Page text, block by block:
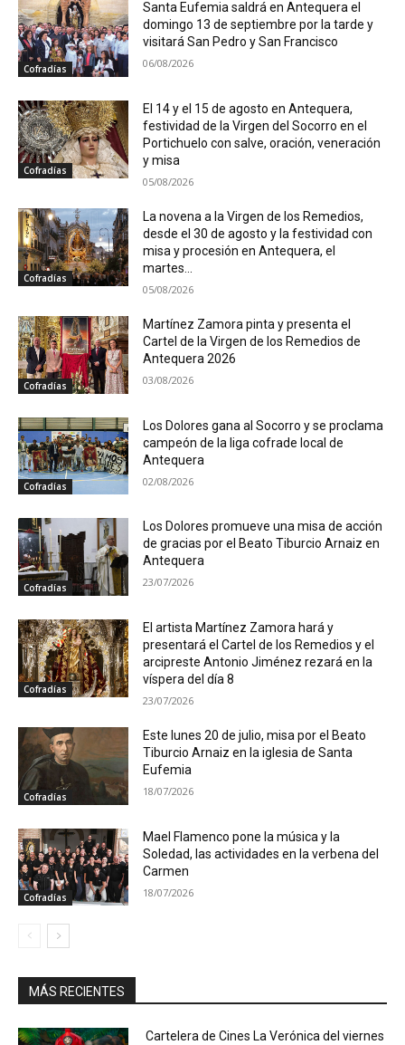
Cofradías
Santa Eufemia saldrá en Antequera el
domingo 13 de septiembre por la tarde y
visitará San Pedro y San Francisco
06/08/2026
Cofradías
El 14 y el 15 de agosto en Antequera,
festividad de la Virgen del Socorro en el
Portichuelo con salve, oración, veneración
y misa
05/08/2026
Cofradías
La novena a la Virgen de los Remedios,
desde el 30 de agosto y la festividad con
misa y procesión en Antequera, el
martes...
05/08/2026
Cofradías
Martínez Zamora pinta y presenta el
Cartel de la Virgen de los Remedios de
Antequera 2026
03/08/2026
Cofradías
Los Dolores gana al Socorro y se proclama
campeón de la liga cofrade local de
Antequera
02/08/2026
Cofradías
Los Dolores promueve una misa de acción
de gracias por el Beato Tiburcio Arnaiz en
Antequera
23/07/2026
Cofradías
El artista Martínez Zamora hará y
presentará el Cartel de los Remedios y el
arcipreste Antonio Jiménez rezará en la
víspera del día 8
23/07/2026
Cofradías
Este lunes 20 de julio, misa por el Beato
Tiburcio Arnaiz en la iglesia de Santa
Eufemia
18/07/2026
Cofradías
Mael Flamenco pone la música y la
Soledad, las actividades en la verbena del
Carmen
18/07/2026
MÁS RECIENTES
Cartelera de Cines La Verónica del viernes